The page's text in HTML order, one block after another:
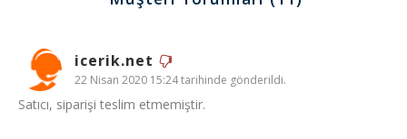
icerik.net
22 Nisan 2020 15:24 tarihinde gönderildi.
Satıcı, siparişi teslim etmemiştir.